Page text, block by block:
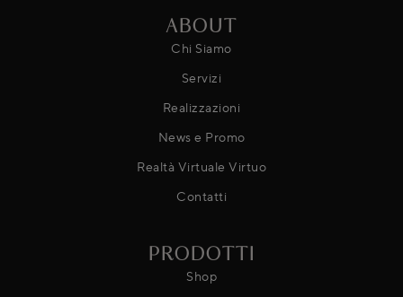
ABOUT
Chi Siamo
Servizi
Realizzazioni
News e Promo
Realtà Virtuale Virtuo
Contatti
PRODOTTI
Shop